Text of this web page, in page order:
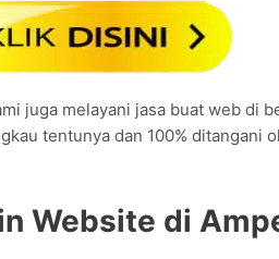
juga melayani jasa buat web di
tentunya dan 100% ditangani
Website di